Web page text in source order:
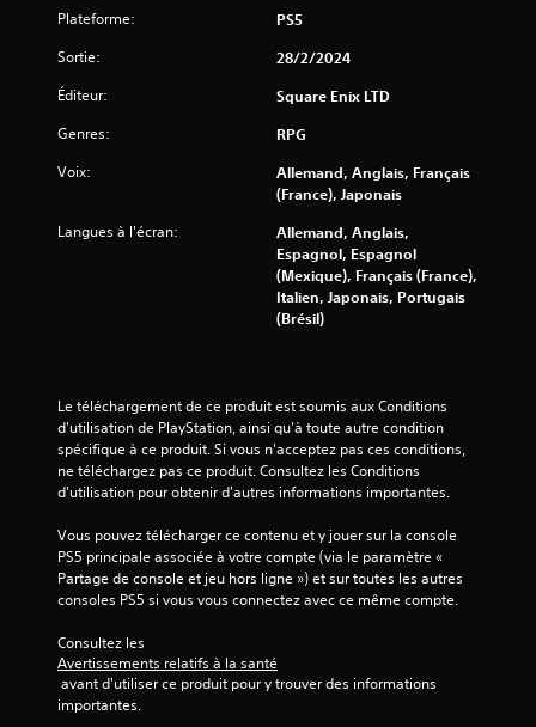
Plateforme: PS5
Sortie: 28/2/2024
Éditeur: Square Enix LTD
Genres: RPG
Voix:
Allemand, Anglais, Français
(France), Japonais
Langues à l'écran:
Allemand, Anglais,
Espagnol, Espagnol
(Mexique), Français (France),
Italien, Japonais, Portugais
(Brésil)
Le téléchargement de ce produit est soumis aux Conditions
d'utilisation de PlayStation, ainsi qu'à toute autre condition
spécifique à ce produit. Si vous n'acceptez pas ces conditions,
ne téléchargez pas ce produit. Consultez les Conditions
d'utilisation pour obtenir d'autres informations importantes.
Vous pouvez télécharger ce contenu et y jouer sur la console
PS5 principale associée à votre compte (via le paramètre «
Partage de console et jeu hors ligne ») et sur toutes les autres
consoles PS5 si vous vous connectez avec ce même compte.
Consultez les
Avertissements relatifs à la santé
importantes.